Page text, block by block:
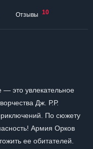
Отзывы 10
— это увлекательное
Дж. Р.Р.
По сюжету
Армия Орков
ее обитателей.